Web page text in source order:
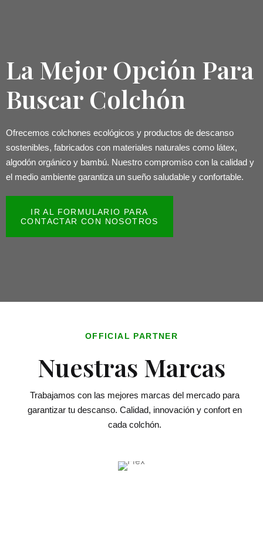
La Mejor Opción Para
Buscar Colchón
Ofrecemos colchones ecológicos y productos de descanso
sostenibles, fabricados con materiales naturales como látex,
algodón orgánico y bambú. Nuestro compromiso con la calidad y
el medio ambiente garantiza un sueño saludable y confortable.
IR AL FORMULARIO PARA
CONTACTAR CON NOSOTROS
OFFICIAL PARTNER
Nuestras Marcas
Trabajamos con las mejores marcas del mercado para
garantizar tu descanso. Calidad, innovación y confort en
cada colchón.